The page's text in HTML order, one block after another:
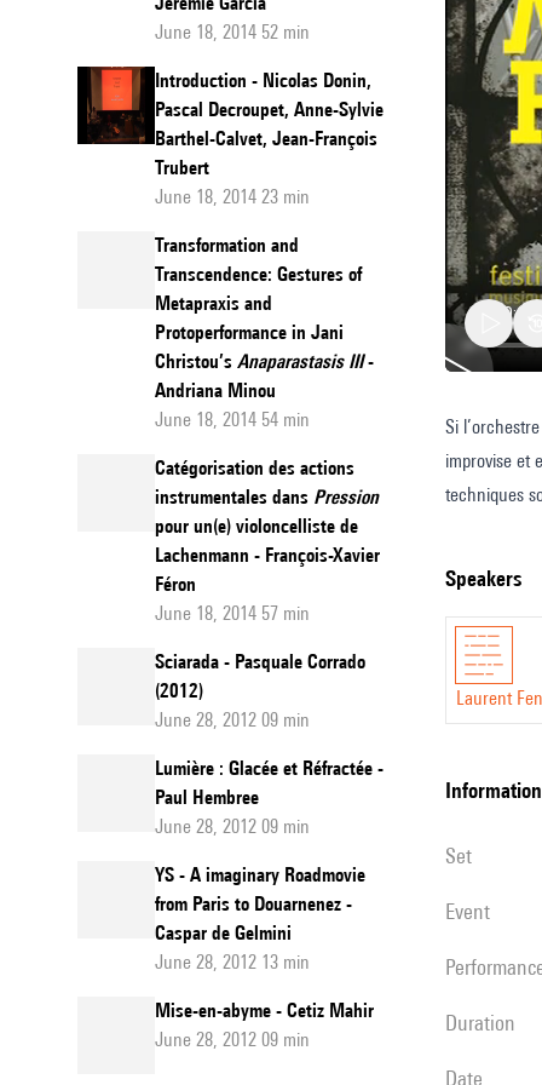
June 18, 2014 52 min
Introduction - Nicolas Donin,
Pascal Decroupet, Anne-Sylvie
Barthel-Calvet, Jean-François
Trubert
June 18, 2014 23 min
Transformation and
Transcendence: Gestures of
Metapraxis and
Protoperformance in Jani
Christou’s Anaparastasis III-
Andriana Minou
June 18, 2014 54 min
Catégorisation des actions
instrumentales dans Pression
pour un(e) violoncelliste de
Lachenmann - François-Xavier
Féron
June 18, 2014 57 min
Sciarada - Pasquale Corrado
(2012)
June 28, 2012 09 min
Lumière : Glacée et Réfractée -
Paul Hembree
June 28, 2012 09 min
YS - A imaginary Roadmovie
from Paris to Douarnenez -
Caspar de Gelmini
June 28, 2012 13 min
Mise-en-abyme - Cetiz Mahir
June 28, 2012 09 min
Corps-
écriture
Sciarrino
:
autour
Mani.De
Pierluigi
Si
improvise et
techniques
à être
différentes
son
la main du
speakers
Laurent
information
set
event
duration
date